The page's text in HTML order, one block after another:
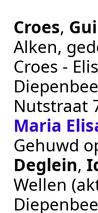
Croes,
Alken,
Croes -
Nutstraat
Maria
Gehuwd
Deglein,
Wellen